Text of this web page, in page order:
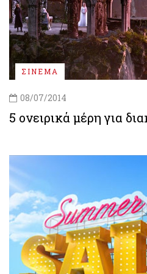
ΣΙΝΕΜΑ
08/07/2014
5 ονειρικά μέρη για